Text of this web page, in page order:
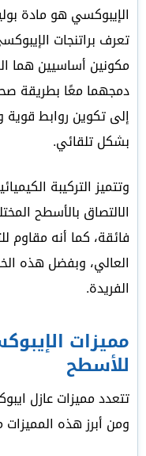
الإيبوكسي هو مادة
تعرف براتنجات
مكونين أساسيين هما
دمجهما معًا بطريقة
إلى تكوين روابط قوية
بشكل تلقائي.
وتتميز التركيبة
الالتصاق بالأسطح
فائقة، كما أنه مقاوم
العالي، وبفضل هذه
الفريدة.
مميزات
للأسطح
تتعدد مميزات عازل
ومن أبرز هذه المميزات